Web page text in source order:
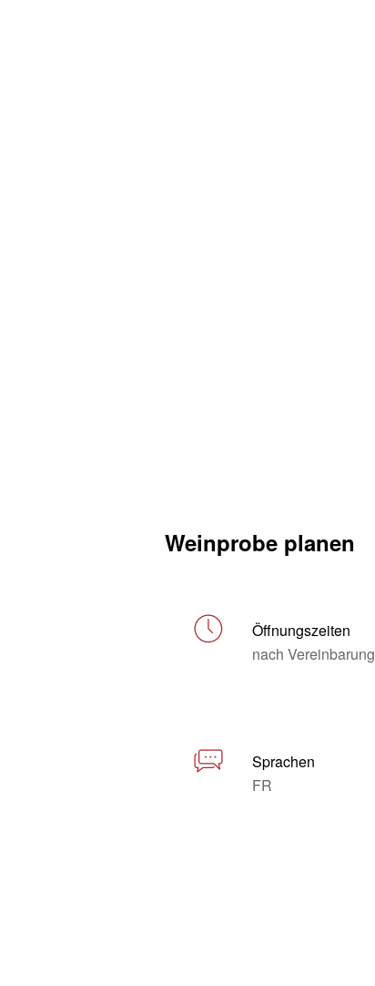
Weinprobe planen
Öffnungszeiten
nach Vereinbarung
Sprachen
FR